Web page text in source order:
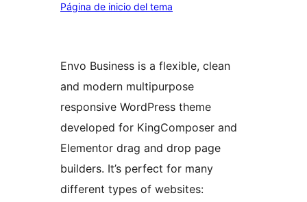
Página de inicio del tema
Envo Business is a flexible, clean
and modern multipurpose
responsive WordPress theme
developed for KingComposer and
Elementor drag and drop page
builders. It’s perfect for many
different types of websites: